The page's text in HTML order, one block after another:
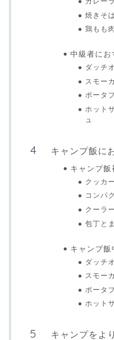
焼きそ
鶏もも
中級者にお
ダッチ
スモー
ポータ
ホット
ュ
キャンプ飯に
キャンプ
クッカ
コンパ
クーラ
包丁と
キャンプ
ダッチ
スモー
ポータ
ホット
キャンプをよ